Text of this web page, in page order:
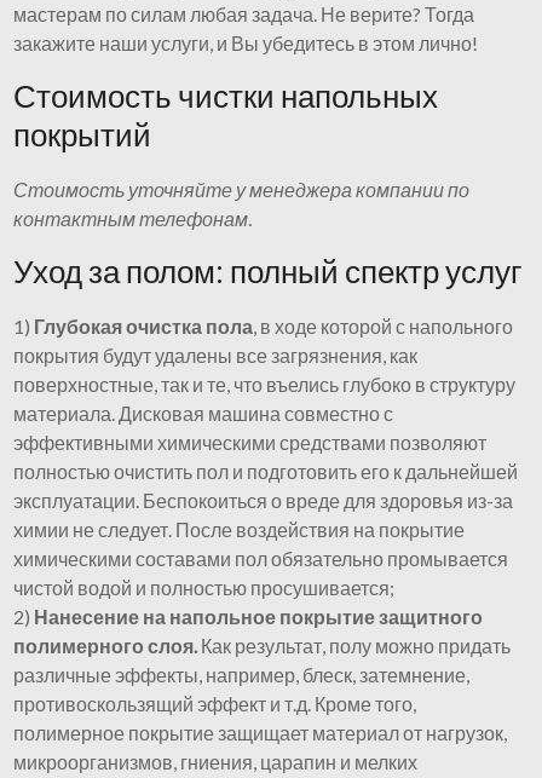
мастерам по силам любая задача. Не верите? Тогда
закажите наши услуги, и Вы убедитесь в этом лично!
Стоимость чистки напольных
покрытий
Стоимость уточняйте у менеджера компании по
контактным телефонам.
Уход за полом: полный спектр услуг
1) Глубокая очистка пола, в ходе которой с напольного
покрытия будут удалены все загрязнения, как
поверхностные, так и те, что въелись глубоко в структуру
материала. Дисковая машина совместно с
эффективными химическими средствами позволяют
полностью очистить пол и подготовить его к дальнейшей
эксплуатации. Беспокоиться о вреде для здоровья из-за
химии не следует. После воздействия на покрытие
химическими составами пол обязательно промывается
чистой водой и полностью просушивается;
2) Нанесение на напольное покрытие защитного
полимерного слоя.Как результат, полу можно придать
различные эффекты, например, блеск, затемнение,
противоскользящий эффект и т.д. Кроме того,
полимерное покрытие защищает материал от нагрузок,
микроорганизмов, гниения, царапин и мелких